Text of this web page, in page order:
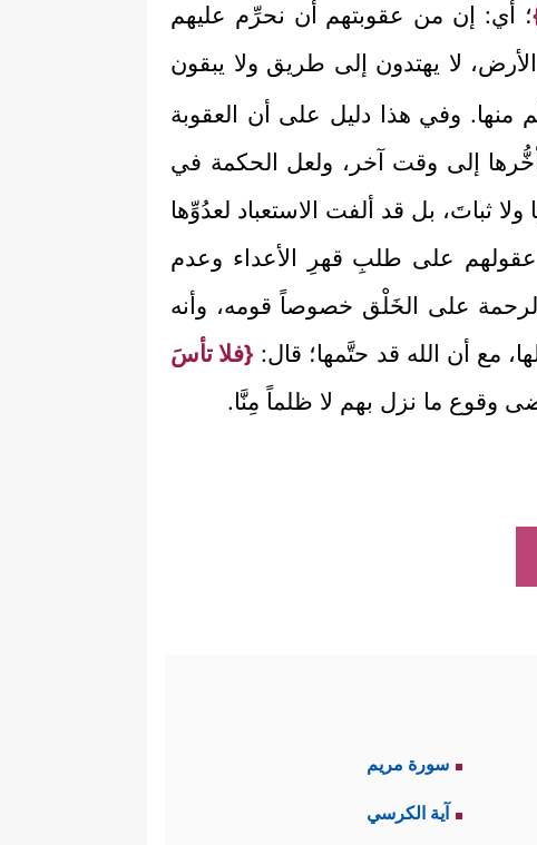
؛ أي: إن من عقوبتهم أن نحرِّم عليهم
لا يهتدون إلى طريق ولا يبقون
منها. وفي هذا دليل على أن العقوبة
إلى وقت آخر، ولعل الحكمة في
ثباتَ، بل قد ألفت الاستعباد لعدُوِّها
عقولهم على طلبِ قهرِ الأعداء وعدم
على الخَلْق خصوصاً قومه، وأنه
مع أن الله قد حتَّمها؛ قال: {فلا تأسَ
وقوع ما نزل بهم لا ظلماً مِنَّا.
سورة مريم
آية الكرسي